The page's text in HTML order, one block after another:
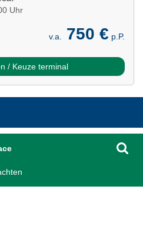
Uhr
v.a. 750 € p.P.
/ Keuze terminal